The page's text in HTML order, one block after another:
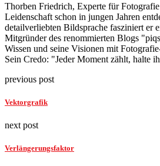
Thorben Friedrich, Experte für
Leidenschaft schon in jungen Jahren
detailverliebten Bildsprache fasziniert er
Mitgründer des renommierten Blogs
Wissen und seine Visionen mit
Sein Credo: "Jeder Moment zählt, halte
previous post
Vektorgrafik
next post
Verlängerungsfaktor